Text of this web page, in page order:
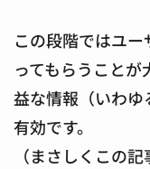
この段階ではユ
ってもらうこと
益な情報（いわ
有効です。
（まさしくこの